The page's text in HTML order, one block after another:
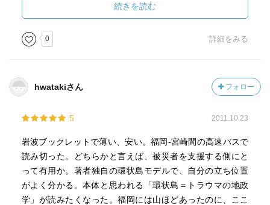
このような心理が生じることを知っておくと、きっと心の
有り様も変化するのだと思います。
続きを読む
0 詳細をみる
hwatakiさん フォロー
5 2011.10.23
岩波ブックレットで薄い、安い。福岡-宮崎間の高速バスで
読み切った。どちらかと言えば、被災者を支援する側にと
って有用か。著者独自の環状島モデルで、自分の立ち位置
がよく分かる。本体と思われる「環状島＝トラウマの地政
学」が読みたくなった。福岡には山ほどあったのに、ここ